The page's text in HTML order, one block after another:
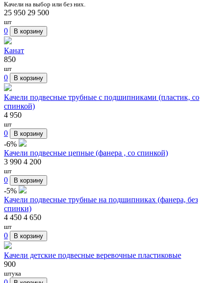
Качели на выбор или без них.
25 950 29 500
шт
0 В корзину
Канат
850
шт
0 В корзину
Качели подвесные трубные с подшипниками (пластик, со
спинкой)
4 950
шт
0 В корзину
-6%
Качели подвесные цепные (фанера , со спинкой)
3 990 4 200
шт
0 В корзину
-5%
Качели подвесные трубные на подшипниках (фанера, без
спинки)
4 450 4 650
шт
0 В корзину
Качели детские подвесные веревочные пластиковые
900
штука